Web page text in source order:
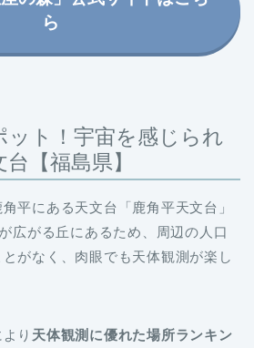
ら
ット！宇宙を感じられ
【福島県】
平にある天文台「鹿角平天文台」
広がる丘にあるため、周辺の人口
がなく、肉眼でも天体観測が楽し
り 天体観測に優れた場所ランキン